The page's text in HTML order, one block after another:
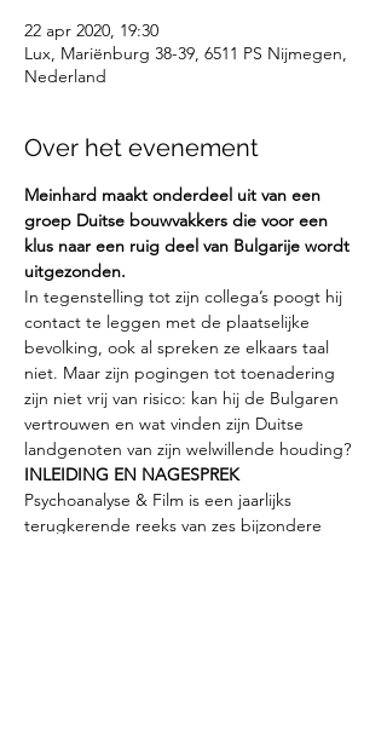
22 apr 2020, 19:30
Lux, Mariënburg 38-39, 6511 PS Nijmegen,
Nederland
Over het evenement
Meinhard maakt onderdeel uit van een
groep Duitse bouwvakkers die voor een
klus naar een ruig deel van Bulgarije wordt
uitgezonden.
In tegenstelling tot zijn collega’s poogt hij
contact te leggen met de plaatselijke
bevolking, ook al spreken ze elkaars taal
niet. Maar zijn pogingen tot toenadering
zijn niet vrij van risico: kan hij de Bulgaren
vertrouwen en wat vinden zijn Duitse
landgenoten van zijn welwillende houding?
INLEIDING EN NAGESPREK
Psychoanalyse & Film is een jaarlijks
terugkerende reeks van zes bijzondere